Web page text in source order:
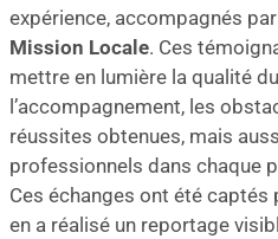
expérience, accompagnés
Mission Locale. Ces
mettre en lumière la qualité
l’accompagnement, les
réussites obtenues, mais
professionnels dans chaque
Ces échanges ont été captés
en a réalisé un reportage